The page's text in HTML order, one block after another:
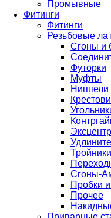
Промывные
Фитинги
Фитинги
Резьбовые
Сгоны и
Футорки
Муфты
Ниппели
Тройники
Сгоны-
Пробки
Прочее